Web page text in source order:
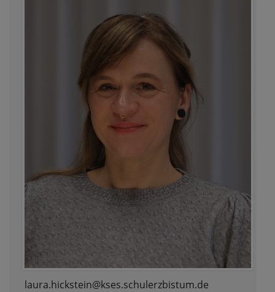
laura.hickstein@kses.schulerzbistum.de